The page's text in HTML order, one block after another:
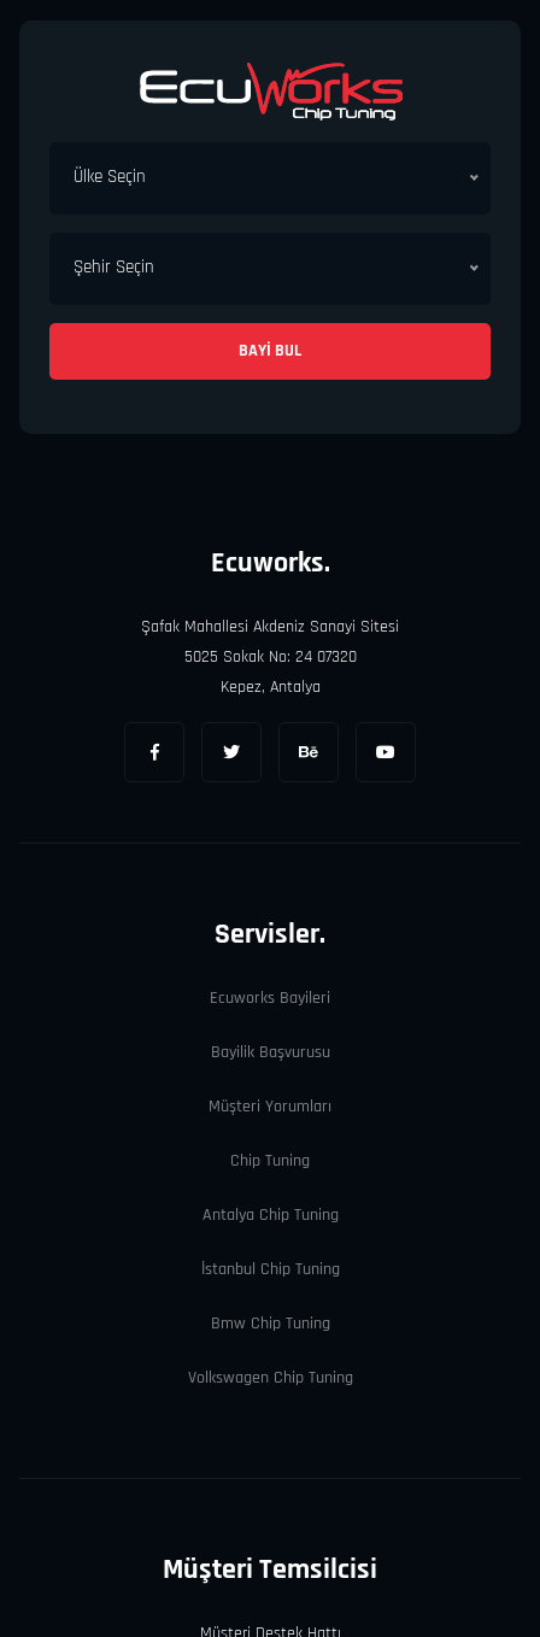
Ülke Seçin
Şehir Seçin
BAYI BUL
Ecuworks.
Şafak Mahallesi Akdeniz Sanayi Sitesi
5025 Sokak No: 24 07320
Kepez, Antalya
Servisler.
Ecuworks Bayileri
Bayilik Başvurusu
Müşteri Yorumları
Chip Tuning
Antalya Chip Tuning
İstanbul Chip Tuning
Bmw Chip Tuning
Volkswagen Chip Tuning
Müşteri Temsilcisi